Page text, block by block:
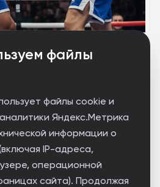
файлы
файлы cookie и
Яндекс.Метрика
информации о
IP-адреса,
операционной
сайта). Продолжая
Поделиться